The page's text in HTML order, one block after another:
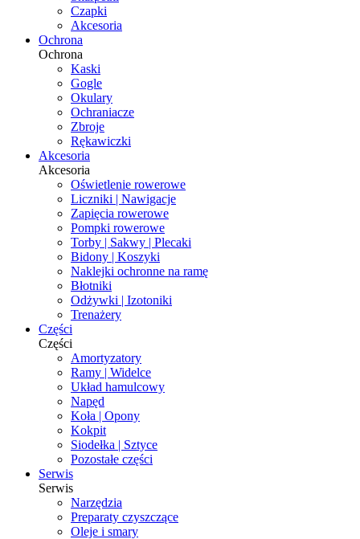
Czapki
Akcesoria
Ochrona
Ochrona
Kaski
Gogle
Okulary
Ochraniacze
Zbroje
Rękawiczki
Akcesoria
Akcesoria
Oświetlenie rowerowe
Liczniki | Nawigacje
Zapięcia rowerowe
Pompki rowerowe
Torby | Sakwy | Plecaki
Bidony | Koszyki
Naklejki ochronne na ramę
Błotniki
Odżywki | Izotoniki
Trenażery
Części
Części
Amortyzatory
Ramy | Widelce
Układ hamulcowy
Napęd
Koła | Opony
Kokpit
Siodełka | Sztyce
Pozostałe części
Serwis
Serwis
Narzędzia
Preparaty czyszczące
Oleje i smary